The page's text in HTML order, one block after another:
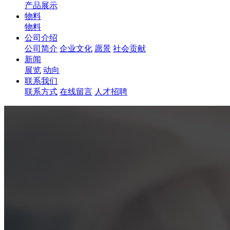
产品展示
物料
物料
公司介绍
公司简介 企业文化 愿景 社会贡献
新闻
展览 动向
联系我们
联系方式 在线留言 人才招聘